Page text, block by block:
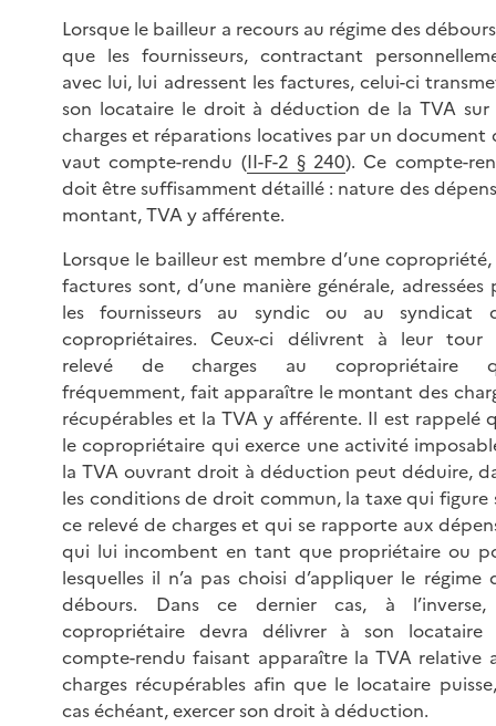
Lorsque le bailleur a recours au régime des
que les fournisseurs, contractant
avec lui, lui adressent les factures, celui-ci
son locataire le droit à déduction de la TVA sur
charges et réparations locatives par un document
vaut compte-rendu (II-F-2 § 240). Ce compte-
doit être suffisamment détaillé : nature des
montant, TVA y afférente.
Lorsque le bailleur est membre d’une copropriété,
factures sont, d’une manière générale, adressées
les fournisseurs au syndic ou au syndicat
copropriétaires. Ceux-ci délivrent à leur tour
relevé de charges au copropriétaire
fréquemment, fait apparaître le montant des
récupérables et la TVA y afférente. Il est rappelé
le copropriétaire qui exerce une activité
la TVA ouvrant droit à déduction peut déduire,
les conditions de droit commun, la taxe qui figure
ce relevé de charges et qui se rapporte aux
qui lui incombent en tant que propriétaire ou
lesquelles il n’a pas choisi d’appliquer le régime
débours. Dans ce dernier cas, à
copropriétaire devra délivrer à son locataire
compte-rendu faisant apparaître la TVA relative
charges récupérables afin que le locataire
cas échéant, exercer son droit à déduction.